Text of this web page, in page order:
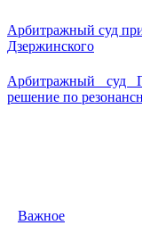
Арбитражный суд
Дзержинского
Арбитражный суд
решение по
Важное